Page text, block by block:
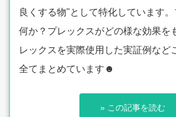
良くする物"として特化しています
何か？プレックスがどの様な効果を
レックスを実際使用した実証例など
全てまとめています☻
» この記事を読む